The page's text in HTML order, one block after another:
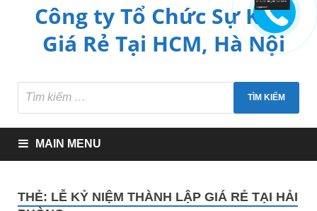
Công ty Tổ Chức Sự Kiện
Giá Rẻ Tại HCM, Hà Nội
MAIN MENU
THẺ: LỄ KỶ NIỆM THÀNH LẬP GIÁ RẺ TẠI HẢI